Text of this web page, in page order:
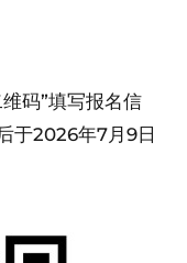
码”填写报名信
于2026年7月9日